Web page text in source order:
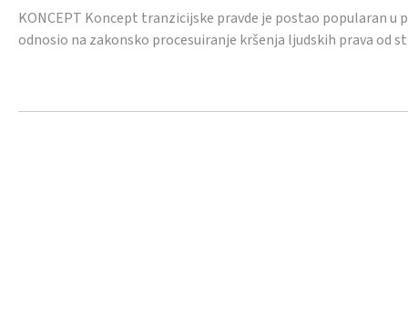
KONCEPT Koncept tranzicijske pravde je postao popularan
odnosio na zakonsko procesuiranje kršenja ljudskih prava